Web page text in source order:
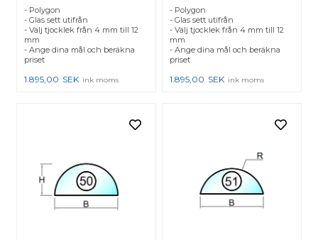
- Polygon
- Glas sett utifrån
- Välj tjocklek från 4 mm till 12
mm
- Ange dina mål och beräkna
priset
1.895,00 SEK ink moms
- Polygon
- Glas sett utifrån
- Välj tjocklek från 4 mm till 12
mm
- Ange dina mål och beräkna
priset
1.895,00 SEK ink moms